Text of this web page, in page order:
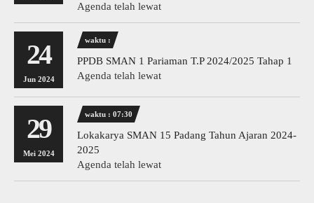
Agenda telah lewat
24
Jun 2024
waktu :
PPDB SMAN 1 Pariaman T.P 2024/2025 Tahap 1
Agenda telah lewat
29
Mei 2024
waktu : 07:30
Lokakarya SMAN 15 Padang Tahun Ajaran 2024-
2025
Agenda telah lewat